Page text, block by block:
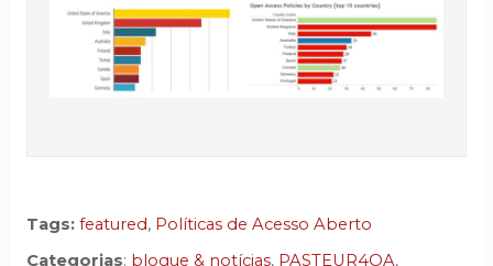
Tags: featured, Políticas de Acesso Aberto
Categorias: blogue & notícias, PASTEUR4OA,